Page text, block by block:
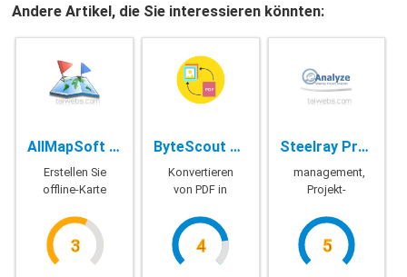
Andere Artikel, die Sie interessieren könnten:
AllMapSoft Offline Map Maker - 8.102
Erstellen Sie
offline-Karte
3
ByteScout PDF Multitool - 11.2.1.3929 Business
Konvertieren
von PDF in
Formate
4
Steelray Project Analyzer - 2020.05.51
management,
Projekt-
5